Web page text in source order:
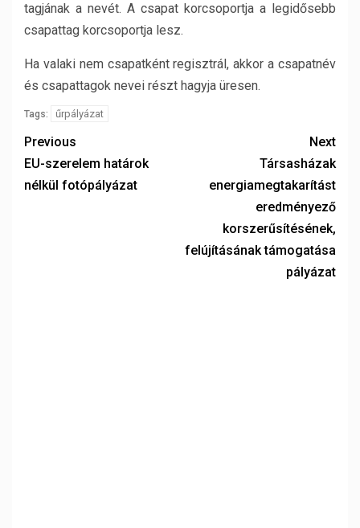
tagjának a nevét. A csapat korcsoportja a legidősebb
csapattag korcsoportja lesz.
Ha valaki nem csapatként regisztrál, akkor a csapatnév
és csapattagok nevei részt hagyja üresen.
Tags: űrpályázat
Previous
EU-szerelem határok
nélkül fotópályázat
Next
Társasházak
energiamegtakarítást
eredményező
korszerűsítésének,
felújításának támogatása
pályázat